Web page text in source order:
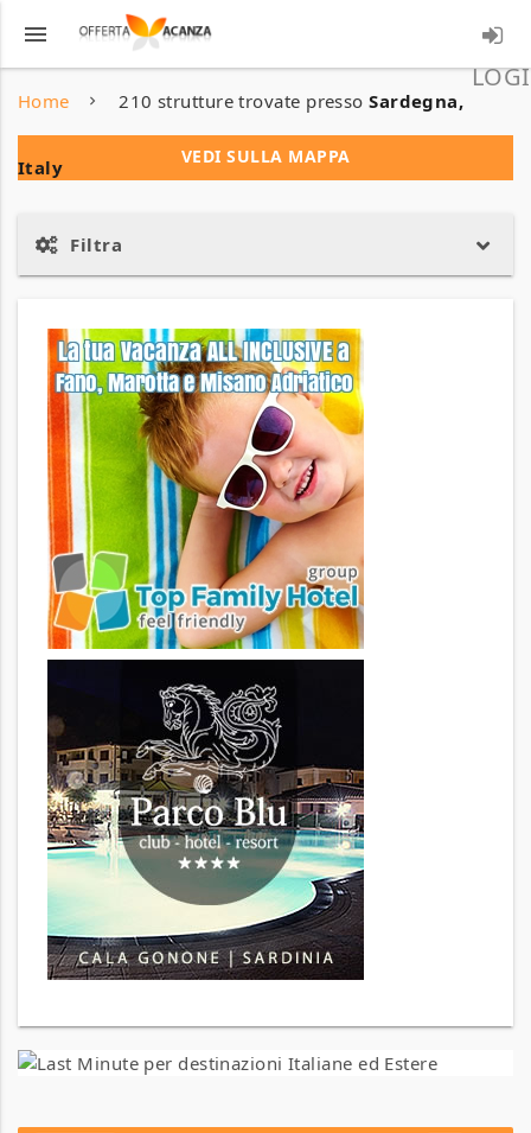
menu
Home 210 strutture trovate pressoSardegna,
Italy VEDI SULLA MAPPA
Filtra